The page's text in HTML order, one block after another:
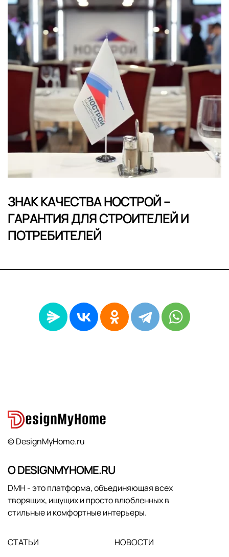
ЗНАК КАЧЕСТВА НОСТРОЙ –
ГАРАНТИЯ ДЛЯ СТРОИТЕЛЕЙ И
ПОТРЕБИТЕЛЕЙ
© DesignMyHome.ru
О DESIGNMYHOME.RU
DMH - это платформа, объединяющая всех
творящих, ищущих и просто влюбленных в
стильные и комфортные интерьеры.
СТАТЬИ НОВОСТИ